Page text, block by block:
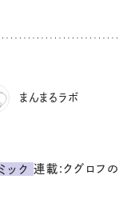
まんまるラボ
ック 連載:クグロフ